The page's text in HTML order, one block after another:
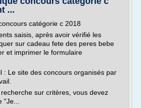
...
catégorie c 2018
saisis, après avoir vérifié les
sur cadeau fete des peres bebe
et imprimer le formulaire
: Le site des concours organisés par
sur critères, vous devez